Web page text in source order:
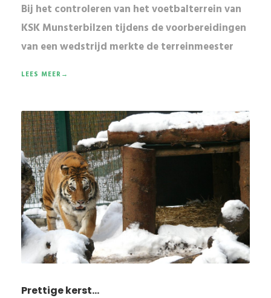
Bij het controleren van hetvoetbalterrein van
KSK Munsterbilzen tijdens de voorbereidingen
van een wedstrijd merkte de terreinmeester
LEES MEER→
Prettige kerst...